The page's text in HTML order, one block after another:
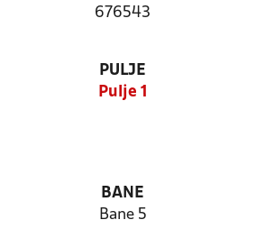
676543
PULJE
Pulje 1
BANE
Bane 5